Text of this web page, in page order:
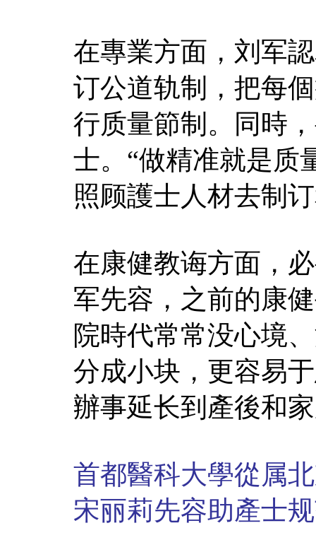
在專業方面，刘军
订公道轨制，把每
行质量節制。同時
士。“做精准就是质
照顾護士人材去制
在康健教诲方面，
军先容，之前的康
院時代常常没心境
分成小块，更容易
辦事延长到產後和
首都醫科大學從属
宋丽莉先容助產士